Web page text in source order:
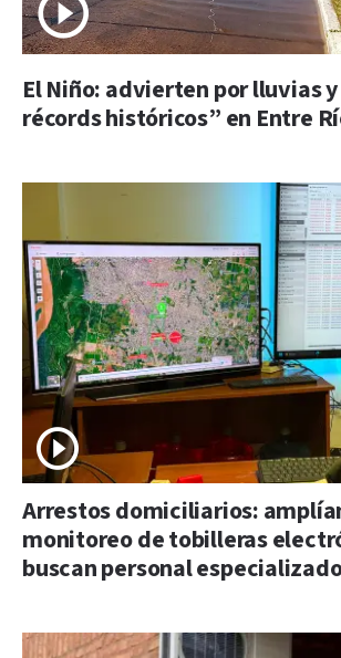
El Niño: advierten por lluvias
récords históricos” en Entre
Arrestos domiciliarios:
monitoreo de tobilleras
buscan personal